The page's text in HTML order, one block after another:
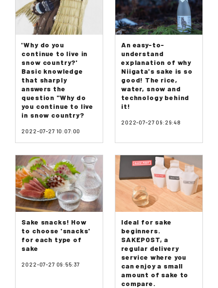
'Why do you
continue to live in
snow country?'
Basic knowledge
that sharply
answers the
question "Why do
you continue to live
in snow country?
2022-07-27 10:07:00
An easy-to-
understand
explanation of why
Niigata's sake is so
good! The rice,
water, snow and
technology behind
it!
2022-07-27 09:29:48
Sake snacks! How
to choose 'snacks'
for each type of
sake
2022-07-27 09:55:37
Ideal for sake
beginners.
SAKEPOST, a
regular delivery
service where you
can enjoy a small
amount of sake to
compare.